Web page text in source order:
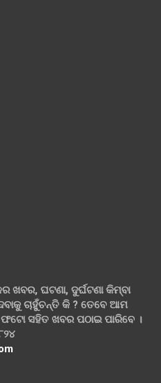
ଘଟଣା, ଦୁର୍ଘଟଣା କିମ୍ବା
ଚାହୁଁଚନ୍ତି କି ? ତେବେ ଆମ
ସହିତ ଖବର ପଠାଇ ପାରିବେ ।